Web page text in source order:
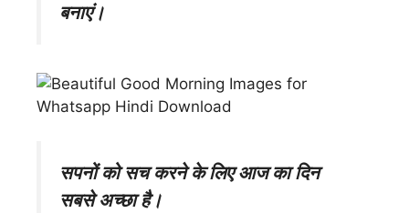
बनाएं।
सपनों को सच करने के लिए आज का दिन
सबसे अच्छा है।